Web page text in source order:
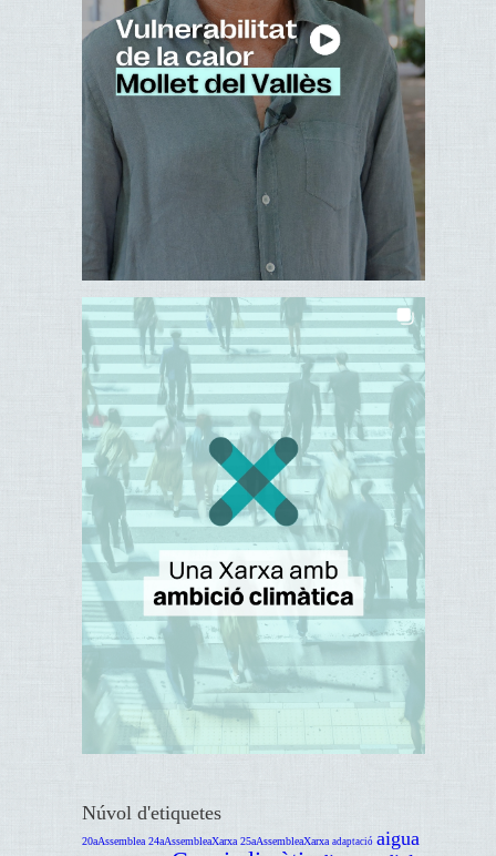
Núvol d'etiquetes
20aAssemblea 24aAssembleaXarxa 25aAssembleaXarxa adaptació aigua